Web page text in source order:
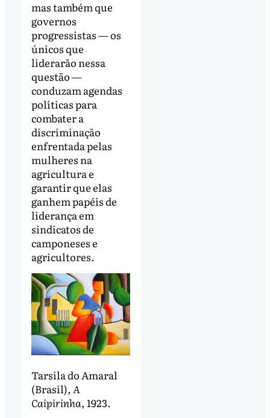
mas também que
governos
progressistas — os
únicos que
liderarão nessa
questão —
conduzam agendas
políticas para
combater a
discriminação
enfrentada pelas
mulheres na
agricultura e
garantir que elas
ganhem papéis de
liderança em
sindicatos de
camponeses e
agricultores.
Tarsila do Amaral
(Brasil), A
Caipirinha, 1923.